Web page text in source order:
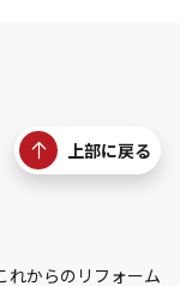
上部に戻る
からのリフォーム